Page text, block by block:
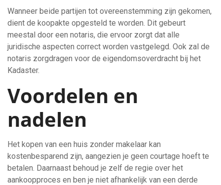
Wanneer beide partijen tot overeenstemming zijn gekomen,
dient de koopakte opgesteld te worden. Dit gebeurt
meestal door een notaris, die ervoor zorgt dat alle
juridische aspecten correct worden vastgelegd. Ook zal de
notaris zorgdragen voor de eigendomsoverdracht bij het
Kadaster.
Voordelen en
nadelen
Het kopen van een huis zonder makelaar kan
kostenbesparend zijn, aangezien je geen courtage hoeft te
betalen. Daarnaast behoud je zelf de regie over het
aankoopproces en ben je niet afhankelijk van een derde